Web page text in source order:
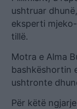
ushtruar
eksperti
tillë.
Motra e Alma
bashkëshortin
ushtronte
Për këtë